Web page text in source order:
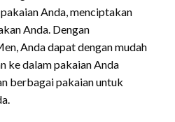
Anda, menciptakan
Anda. Dengan
Anda dapat dengan mudah
ke dalam pakaian Anda
berbagai pakaian untuk